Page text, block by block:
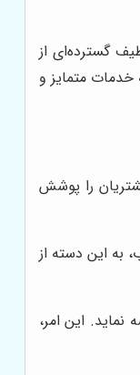
گسترده‌ای از
خدمات متمایز و
را پوشش
به این دسته از
این امر،